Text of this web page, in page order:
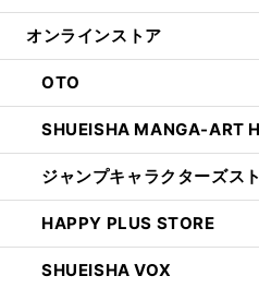
オンラインストア
OTO
SHUEISHA MANGA-ART
ジャンプキャラクターズス
HAPPY PLUS STORE
SHUEISHA VOX